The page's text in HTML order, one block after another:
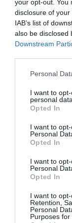
your opt-out. You
disclosure of
IAB’s list of
also be disclosed
Downstream
Personal
I want to
personal data.
Opted In
I want to
Personal
Opted In
I want to
Personal
Opted In
I want to
Retention,
Personal
Purposes for
Ibrahima
Fiabilité du
dans un
comparateur